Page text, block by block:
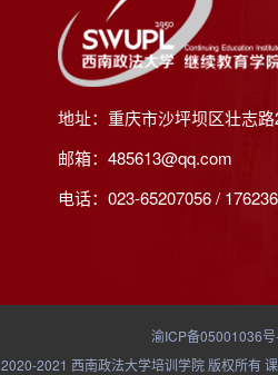
地址：重庆市沙坪坝区壮志
邮箱：485613@qq.com
电话：023-65207056 /
渝ICP备05001036
2021 西南政法大学培训学院 版权所有